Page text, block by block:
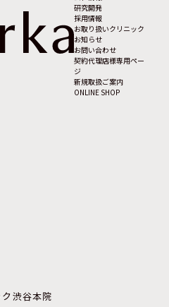
研究開発
採用情報
お取り扱いクリニック
お知らせ
お問い合わせ
契約代理店様専用ペー
ジ
新規取扱ご案内
ONLINE SHOP
渋谷本院